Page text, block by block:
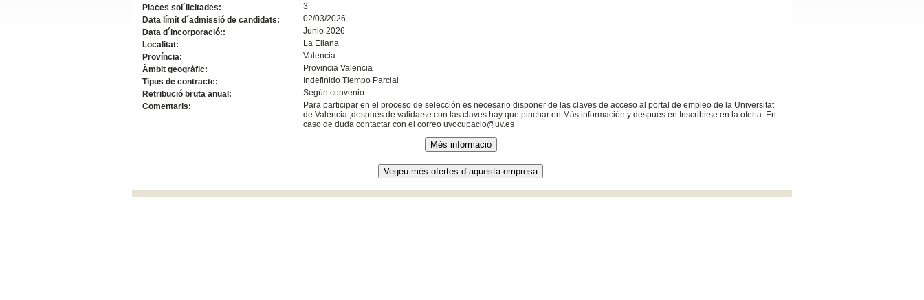
Slide24
Places sol´licitades:
3
Data límit d´admissió de candidats:
02/03/2026
Data d´incorporació::
Junio 2026
Localitat:
La Eliana
Província:
Valencia
Àmbit geogràfic:
Provincia Valencia
Tipus de contracte:
Indefinido Tiempo Parcial
Retribució bruta anual:
Según convenio
Comentaris:
Para participar en el proceso de selección es necesario disponer de las claves de acceso al portal de empleo de la Universitat
de València ,después de validarse con las claves hay que pinchar en Más información y después en Inscribirse en la oferta. En
caso de duda contactar con el correo uvocupacio@uv.es